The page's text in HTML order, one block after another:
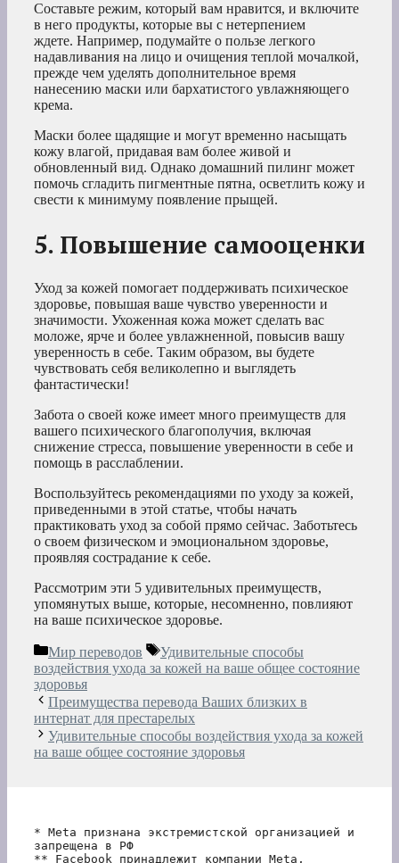
Составьте режим, который вам нравится, и включите
в него продукты, которые вы с нетерпением
ждете. Например, подумайте о пользе легкого
надавливания на лицо и очищения теплой мочалкой,
прежде чем уделять дополнительное время
нанесению маски или бархатистого увлажняющего
крема.
Маски более щадящие и могут временно насыщать
кожу влагой, придавая вам более живой и
обновленный вид. Однако домашний пилинг может
помочь сгладить пигментные пятна, осветлить кожу и
свести к минимуму появление прыщей.
5. Повышение самооценки
Уход за кожей помогает поддерживать психическое
здоровье, повышая ваше чувство уверенности и
значимости. Ухоженная кожа может сделать вас
моложе, ярче и более увлажненной, повысив вашу
уверенность в себе. Таким образом, вы будете
чувствовать себя великолепно и выглядеть
фантастически!
Забота о своей коже имеет много преимуществ для
вашего психического благополучия, включая
снижение стресса, повышение уверенности в себе и
помощь в расслаблении.
Воспользуйтесь рекомендациями по уходу за кожей,
приведенными в этой статье, чтобы начать
практиковать уход за собой прямо сейчас. Заботьтесь
о своем физическом и эмоциональном здоровье,
проявляя сострадание к себе.
Рассмотрим эти 5 удивительных преимуществ,
упомянутых выше, которые, несомненно, повлияют
на ваше психическое здоровье.
Рубрики
Мир переводов Метки
Удивительные способы
воздействия ухода за кожей на ваше общее состояние
здоровья
Преимущества перевода Ваших близких в
интернат для престарелых
Удивительные способы воздействия ухода за кожей
на ваше общее состояние здоровья
* Meta признана экстремистской организацией и
запрещена в РФ
** Facebook принадлежит компании Meta,